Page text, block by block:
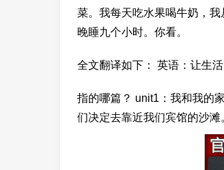
菜。我每天吃水果喝牛奶，
晚睡九个小时。你看。
全文翻译如下： 英语：让生
指的哪篇？ unit1：我和我的
们决定去靠近我们宾馆的沙滩